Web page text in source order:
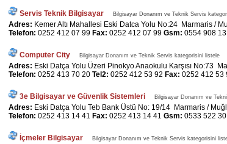
Servis Teknik Bilgisayar Bilgisayar Donanım ve Teknik Servis
Adres: Kemer Altı Mahallesi Eski Datca Yolu No:24 Marmaris /
Telefon: 0252 412 07 99 Fax: 0252 412 07 99 Gsm: 0554 908
Computer City Bilgisayar Donanım ve Teknik Servis kategorisini listele
Adres: Eski Datça Yolu Üzeri Pinokyo Anaokulu Karşısı No:73
Telefon: 0252 413 70 20 Tel2: 0252 412 53 92 Fax: 0252 412 53
3e Bilgisayar ve Güvenlik Sistemleri Bilgisayar Donanım ve
Adres: Eski Datça Yolu Teb Bank Üstü No: 19/14 Marmaris /
Telefon: 0252 413 14 41 Fax: 0252 413 14 41 Gsm: 0533 522
İçmeler Bilgisayar Bilgisayar Donanım ve Teknik Servis kategorisini